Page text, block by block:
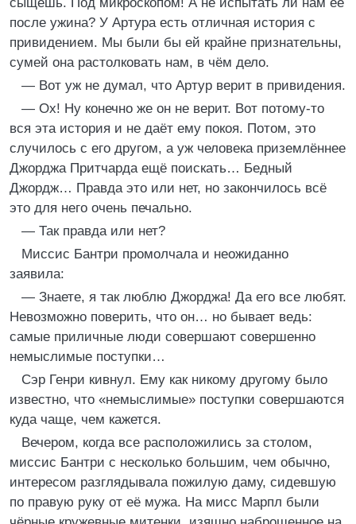
после ужина? У Артура есть отличная история с
привидением. Мы были бы ей крайне признательны,
сумей она растолковать нам, в чём дело.
— Вот уж не думал, что Артур верит в привидения.
— Ох! Ну конечно же он не верит. Вот потому-то
вся эта история и не даёт ему покоя. Потом, это
случилось с его другом, а уж человека приземлённее
Джорджа Притчарда ещё поискать… Бедный
Джордж… Правда это или нет, но закончилось всё
это для него очень печально.
— Так правда или нет?
Миссис Бантри промолчала и неожиданно
заявила:
— Знаете, я так люблю Джорджа! Да его все любят.
Невозможно поверить, что он… но бывает ведь:
самые приличные люди совершают совершенно
немыслимые поступки…
Сэр Генри кивнул. Ему как никому другому было
известно, что «немыслимые» поступки совершаются
куда чаще, чем кажется.
Вечером, когда все расположились за столом,
миссис Бантри с несколько большим, чем обычно,
интересом разглядывала пожилую даму, сидевшую
по правую руку от её мужа. На мисс Марпл были